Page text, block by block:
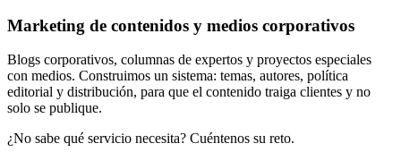
Marketing de contenidos y medios corporativos
Blogs corporativos, columnas de expertos y proyectos especiales
con medios. Construimos un sistema: temas, autores, política
editorial y distribución, para que el contenido traiga clientes y no
solo se publique.
¿No sabe qué servicio necesita? Cuéntenos su reto.